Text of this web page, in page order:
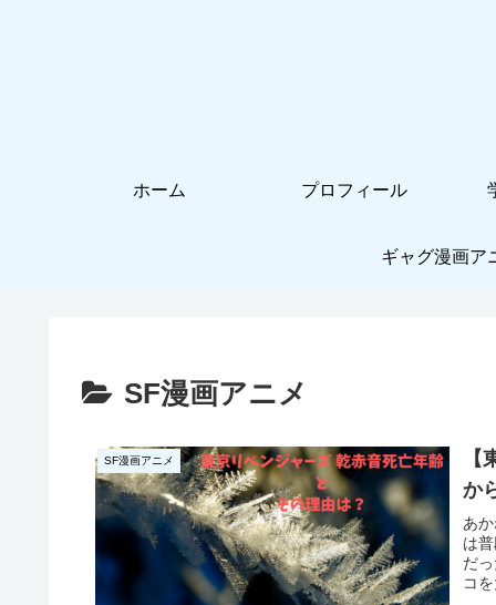
ホーム プロフィール
ギャグ漫画ア
SF漫画アニメ
SF漫画アニメ
か
あ
は
だ
コ